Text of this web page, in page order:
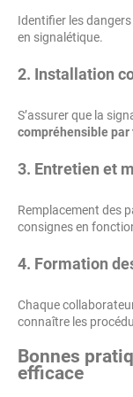
Identifier les
en signalétique.
2. Installation
S’assurer que la
compréhensible par
3. Entretien et
Remplacement des
consignes en
4. Formation
Chaque
connaître les
Bonnes
efficace